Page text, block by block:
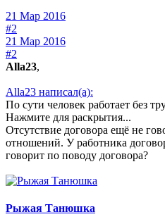
21 Мар 2016
#2
21 Мар 2016
#2
Alla23,
Alla23 написал(а):
По сути человек работает без
Нажмите для раскрытия...
Отсутствие договора ещё не
отношений. У работника
говорит по поводу договора?
Рыжая Танюшка